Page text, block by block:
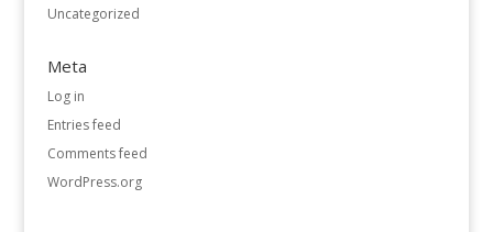
Uncategorized
Meta
Log in
Entries feed
Comments feed
WordPress.org